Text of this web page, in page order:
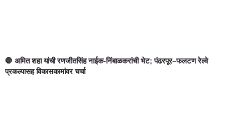
🛑 अमित शहा यांची रणजीतसिंह नाईक-निंबाळकरांची भेट; पंढरपूर–फलटण रेल्वे
प्रकल्पासह विकासकामांवर चर्चा